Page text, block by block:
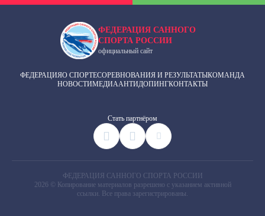
ФЕДЕРАЦИЯ САННОГО
СПОРТА РОССИИ
официальный сайт
ФЕДЕРАЦИЯО СПОРТЕСОРЕВНОВАНИЯ И РЕЗУЛЬТАТЫКОМАНДА
НОВОСТИМЕДИААНТИДОПИНГКОНТАКТЫ
Cтать партнёром
ФЕДЕРАЦИЯ САННОГО СПОРТА РОССИИ
2026 © Копирование материалов разрешено с указанием активной
ссылки. Все права зарегистрированы.